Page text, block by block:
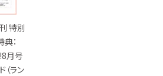
特別
：
月号
ラン